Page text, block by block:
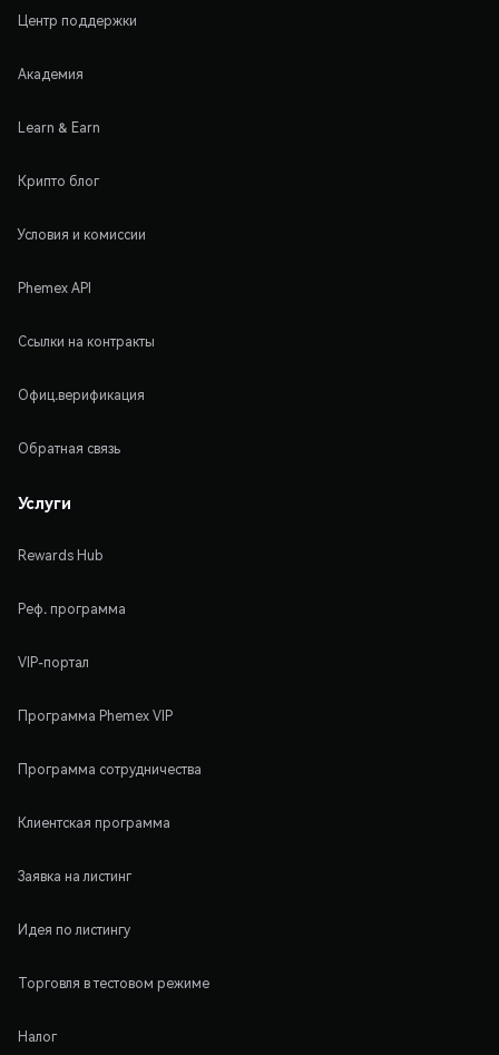
Центр поддержки
Академия
Learn & Earn
Крипто блог
Условия и комиссии
Phemex API
Ссылки на контракты
Офиц.верификация
Обратная связь
Услуги
Rewards Hub
Реф. программа
VIP-портал
Программа Phemex VIP
Программа сотрудничества
Клиентская программа
Заявка на листинг
Идея по листингу
Торговля в тестовом режиме
Налог